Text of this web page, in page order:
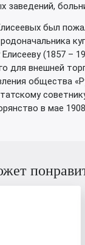
заведений,
был
(1857 –
для внешней
общества
в мае